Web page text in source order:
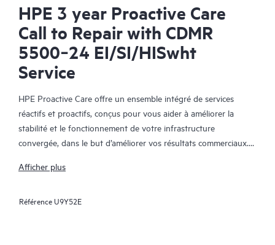
HPE 3 year Proactive Care
Call to Repair with CDMR
5500‑24 EI/SI/HISwht
Service
HPE Proactive Care offre un ensemble intégré de services
réactifs et proactifs, conçus pour vous aider à améliorer la
stabilité et le fonctionnement de votre infrastructure
convergée, dans le but d’améliorer vos résultats commerciaux.
nombreux composants ont besoin de fonctionner ensemble
pour prendre en charge les appareils dans ces environnements,
Afficher plus
RéférenceU9Y52E